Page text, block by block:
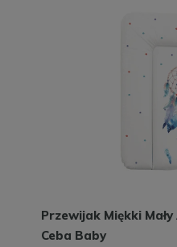
Przewijak Miękki
Ceba Baby